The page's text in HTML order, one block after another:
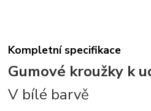
Kompletní specifikace
Gumové kroužky k
V bílé barvě